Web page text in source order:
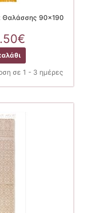
Θαλάσσης 90×190
€Η
τρέχουσα
τιμή
είναι:
24.50€.
σε 1 - 3 ημέρες